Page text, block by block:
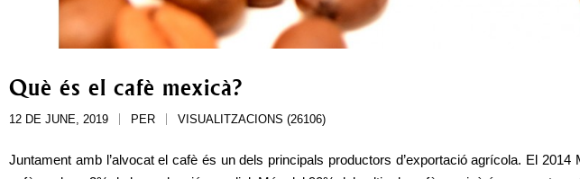
Què és el cafè mexicà?
12 DE JUNE, 2019 PER VISUALITZACIONS (26106)
Juntament amb l’alvocat el cafè és un dels principals productors d’exportació agrícola. El